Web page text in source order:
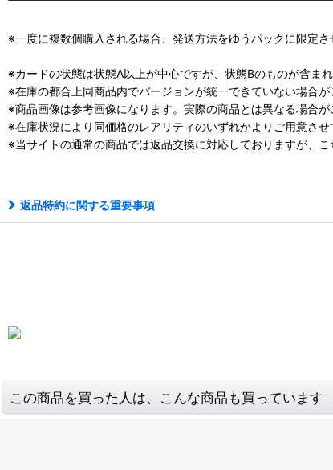
※一度に複数個購入される場合、発送方法をゆうパックに限定さ
※カードの状態は状態A以上が中心ですが、状態Bのものが含まれ
※在庫の都合上同商品内でバージョンが統一できていない場合が
※商品画像は参考画像になります。実際の商品とは異なる場合が
※在庫状況により同価格のレアリティのいずれかよりご用意さ
※当サイトの通常の商品では返品交換に対応しておりますが、
返品特約に関する重要事項
この商品を買った人は、こんな商品も買っています